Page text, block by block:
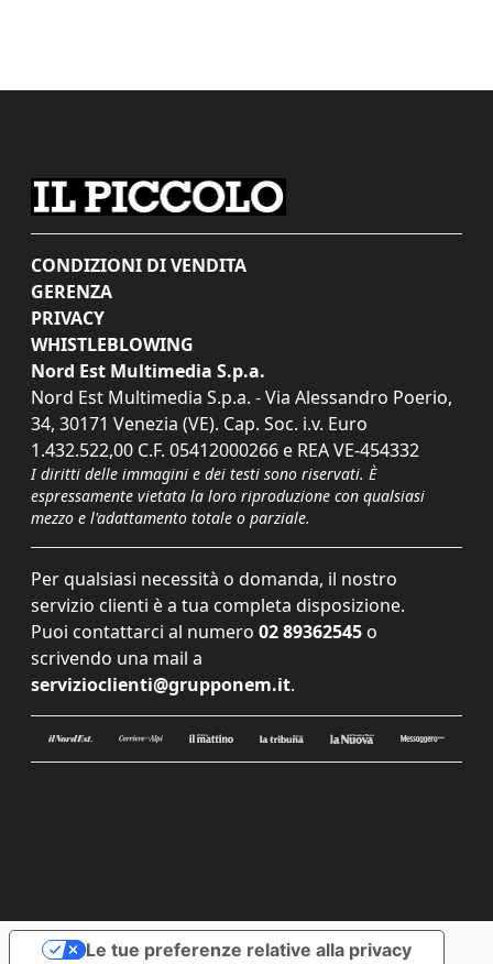
CONDIZIONI DI VENDITA
GERENZA
PRIVACY
WHISTLEBLOWING
Nord Est Multimedia S.p.a.
Nord Est Multimedia S.p.a. - Via Alessandro Poerio,
34, 30171 Venezia (VE). Cap. Soc. i.v. Euro
1.432.522,00 C.F. 05412000266 e REA VE-454332
I diritti delle immagini e dei testi sono riservati. È
espressamente vietata la loro riproduzione con qualsiasi
mezzo e l'adattamento totale o parziale.
Per qualsiasi necessità o domanda, il nostro
servizio clienti è a tua completa disposizione.
Puoi contattarci al numero 02 89362545 o
scrivendo una mail a
servizioclienti@grupponem.it.
Le tue preferenze relative alla privacy